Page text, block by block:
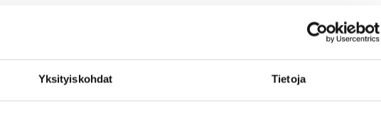
Yksityiskohdat Tietoja